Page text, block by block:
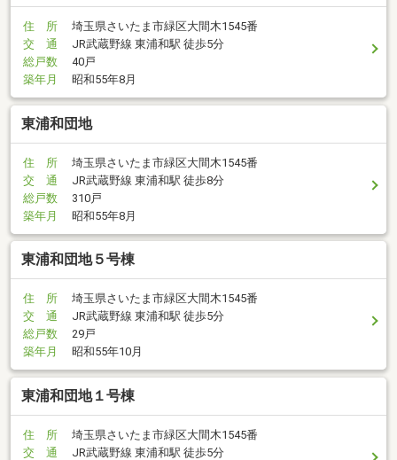
住 所
埼玉県さいたま市緑区大間木1545番
交 通
JR武蔵野線 東浦和駅 徒歩5分
総戸数
40戸
築年月
昭和55年8月
東浦和団地
住 所
埼玉県さいたま市緑区大間木1545番
交 通
JR武蔵野線 東浦和駅 徒歩8分
総戸数
310戸
築年月
昭和55年8月
東浦和団地５号棟
住 所
埼玉県さいたま市緑区大間木1545番
交 通
JR武蔵野線 東浦和駅 徒歩5分
総戸数
29戸
築年月
昭和55年10月
東浦和団地１号棟
住 所
埼玉県さいたま市緑区大間木1545番
交 通
JR武蔵野線 東浦和駅 徒歩5分